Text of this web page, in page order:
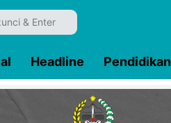
Headline Pendidikan